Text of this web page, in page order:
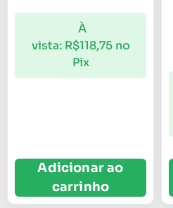
À
vista: R$118,75 no
Pix
Adicionar ao
carrinho